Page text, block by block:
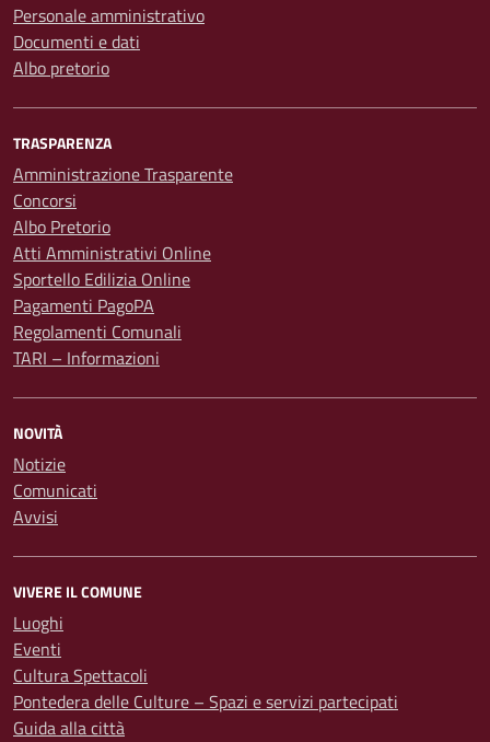
Personale amministrativo
Documenti e dati
Albo pretorio
TRASPARENZA
Amministrazione Trasparente
Concorsi
Albo Pretorio
Atti Amministrativi Online
Sportello Edilizia Online
Pagamenti PagoPA
Regolamenti Comunali
TARI – Informazioni
NOVITÀ
Notizie
Comunicati
Avvisi
VIVERE IL COMUNE
Luoghi
Eventi
Cultura Spettacoli
Pontedera delle Culture – Spazi e servizi partecipati
Guida alla città